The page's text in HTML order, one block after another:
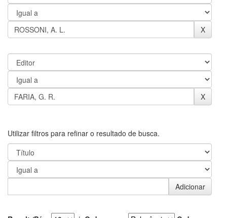
Utilizar filtros para refinar o resultado de busca.